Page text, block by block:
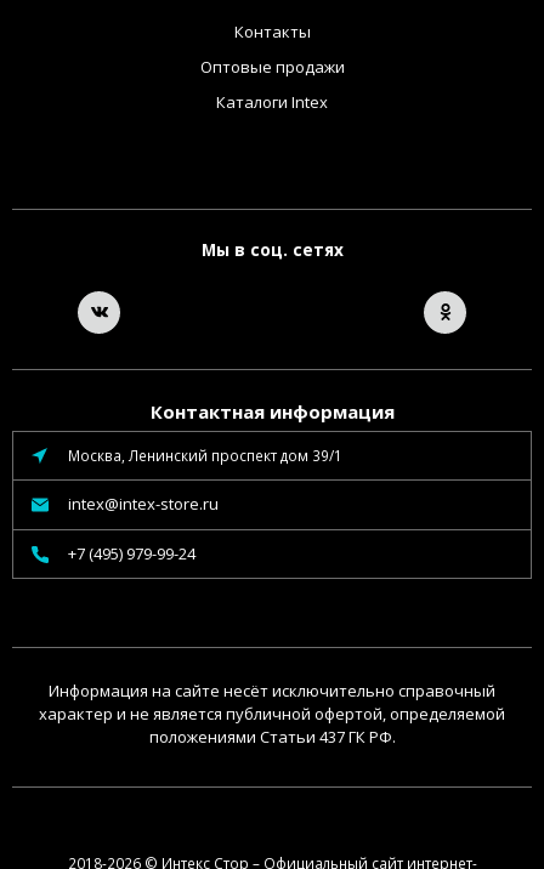
Контакты
Оптовые продажи
Каталоги Intex
Мы в соц. сетях
Контактная информация
Москва, Ленинский проспект дом 39/1
intex@intex-store.ru
+7 (495) 979-99-24
Информация на сайте несёт исключительно справочный
характер и не является публичной офертой, определяемой
положениями Статьи 437 ГК РФ.
2018-2026 © Интекс Стор – Официальный сайт интернет-